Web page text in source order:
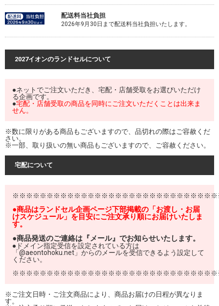
配送料当社負担
2026年9月30日まで配送料当社負担いたします。
2027イオンのランドセルについて
●ネットでご注文いただき、宅配・店舗受取をお選びいただけ
る企画です。
●宅配・店舗受取の商品を同時にご注文いただくことは出来ま
せん。
※数に限りがある商品もございますので、品切れの際はご容赦くだ
さい。
※一部、取り扱いの無い商品もございますので、ご容赦ください。
宅配について
●商品はランドセル企画ページ下部掲載の「お渡し・お届
けスケジュール」を目安にご注文承り順にお届けいたしま
す。
●商品発送のご連絡は『メール』でお知らせいたします。
●ドメイン指定受信を設定されている方は
「@aeontohoku.net」からのメールを受信できるよう設定して
ください。
※ご注文日時・ご注文商品により、商品お届けの日程が異なりま
す。